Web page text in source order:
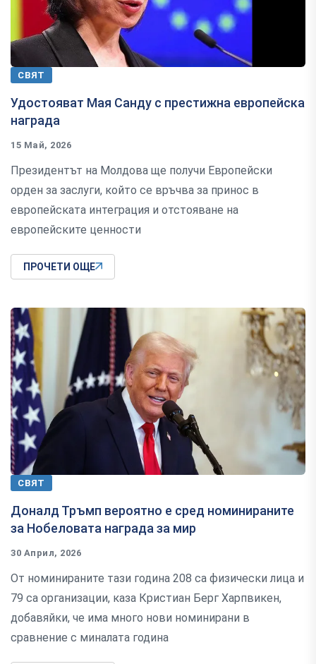
СВЯТ
Удостояват Мая Санду с престижна европейска
награда
15 Май, 2026
Президентът на Молдова ще получи Европейски
орден за заслуги, който се връчва за принос в
европейската интеграция и отстояване на
европейските ценности
ПРОЧЕТИ ОЩЕ
СВЯТ
Доналд Тръмп вероятно е сред номинираните
за Нобеловата награда за мир
30 Април, 2026
От номинираните тази година 208 са физически лица и
79 са организации, каза Кристиан Берг Харпвикен,
добавяйки, че има много нови номинирани в
сравнение с миналата година